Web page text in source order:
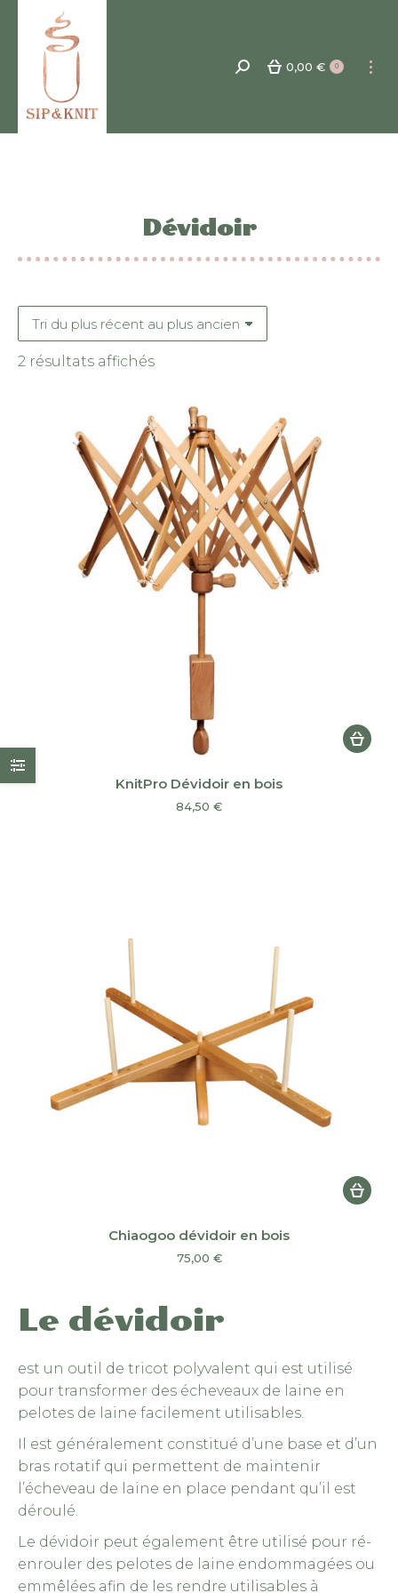
Recherche
0,00 € 0
Dévidoir
Le dévidoir
est un outil de tricot polyvalent qui est utilisé
pour transformer des écheveaux de laine en
pelotes de laine facilement utilisables.
Il est généralement constitué d’une base et d’un
bras rotatif qui permettent de maintenir
l’écheveau de laine en place pendant qu’il est
déroulé.
Le dévidoir peut également être utilisé pour ré-
enrouler des pelotes de laine endommagées ou
emmêlées afin de les rendre utilisables à
2 résultats affichésTrié
récent
au
plus
ancien
KnitPro Dévidoir en bois
84,50 €
Chiaogoo dévidoir en bois
75,00 €